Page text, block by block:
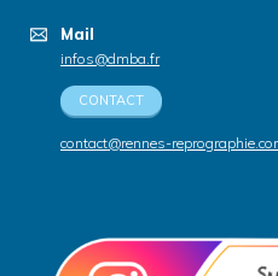
Mail
infos@dmba.fr
CONTACT
contact@rennes-